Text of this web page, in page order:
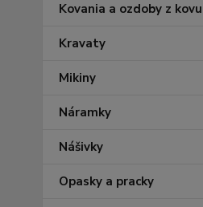
Kovania a ozdoby z kovu
Kravaty
Mikiny
Náramky
Nášivky
Opasky a pracky